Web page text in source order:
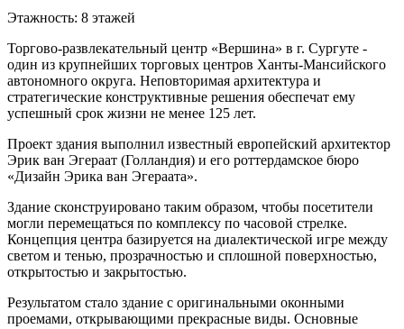
Этажность: 8 этажей
Торгово-развлекательный центр «Вершина» в г. Сургуте -
один из крупнейших торговых центров Ханты-Мансийского
автономного округа. Неповторимая архитектура и
стратегические конструктивные решения обеспечат ему
успешный срок жизни не менее 125 лет.
Проект здания выполнил известный европейский архитектор
Эрик ван Эгераат (Голландия) и его роттердамское бюро
«Дизайн Эрика ван Эгераата».
Здание сконструировано таким образом, чтобы посетители
могли перемещаться по комплексу по часовой стрелке.
Концепция центра базируется на диалектической игре между
светом и тенью, прозрачностью и сплошной поверхностью,
открытостью и закрытостью.
Результатом стало здание с оригинальными оконными
проемами, открывающими прекрасные виды. Основные